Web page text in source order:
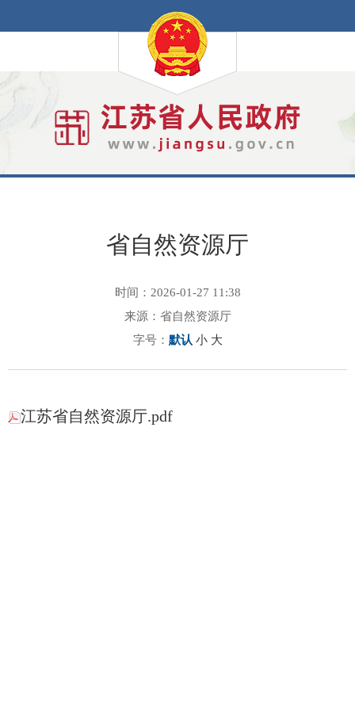
省自然资源厅
时间：2026-01-27 11:38
来源：省自然资源厅
字号： 默认 小 大
江苏省自然资源厅.pdf